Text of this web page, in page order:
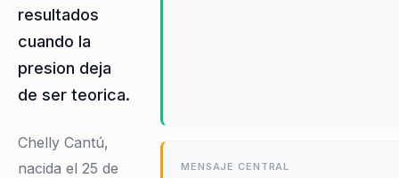
resultados
cuando la
presion deja
de ser teorica.
Chelly Cantú,
nacida el 25 de
MENSAJE CENTRAL